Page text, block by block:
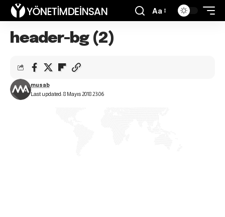
Aa
header-bg (2)
Last updated: 8 Mayıs 2018 23:06
musab